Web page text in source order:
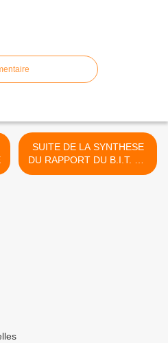
SUITE DE LA SYNTHESE
DU RAPPORT DU B.I.T. DU
15/03/2007 >